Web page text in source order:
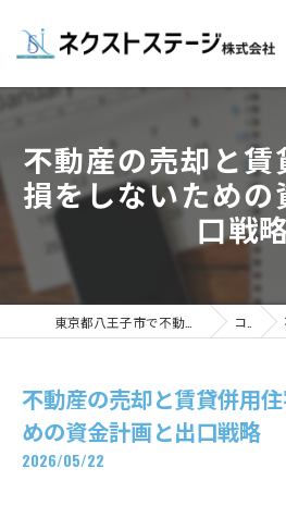
不動産の売却と賃
損をしないための
口戦
コラム
不動産の売却と賃貸併用
めの資金計画と出口戦略
2026/05/22